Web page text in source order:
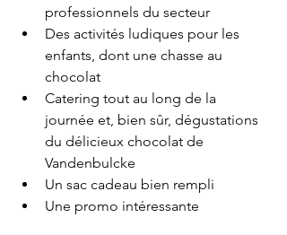
professionnels du secteur
Des activités ludiques pour les
enfants, dont une chasse au
chocolat
Catering tout au long de la
journée et, bien sûr, dégustations
du délicieux chocolat de
Vandenbulcke
Un sac cadeau bien rempli
Une promo intéressante